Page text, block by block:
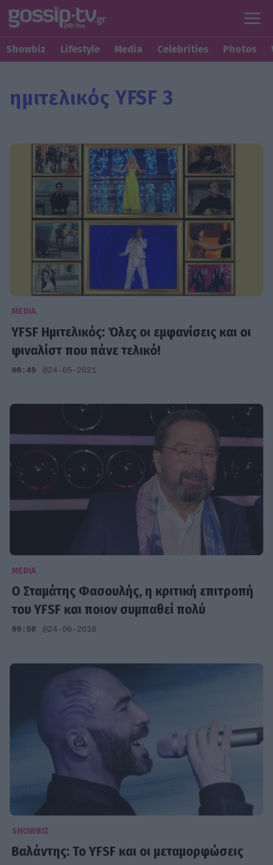
Showbiz Lifestyle Media Celebrities Photos
ημιτελικός YFSF 3
MEDIA
YFSF Ημιτελικός: Όλες οι εμφανίσεις και οι
φιναλίστ που πάνε τελικό!
00:49 @24-05-2021
MEDIA
Ο Σταμάτης Φασουλής, η κριτική επιτροπή
του YFSF και ποιον συμπαθεί πολύ
09:50 @24-06-2016
SHOWBIZ
Βαλάντης: Το YFSF και οι μεταμορφώσεις